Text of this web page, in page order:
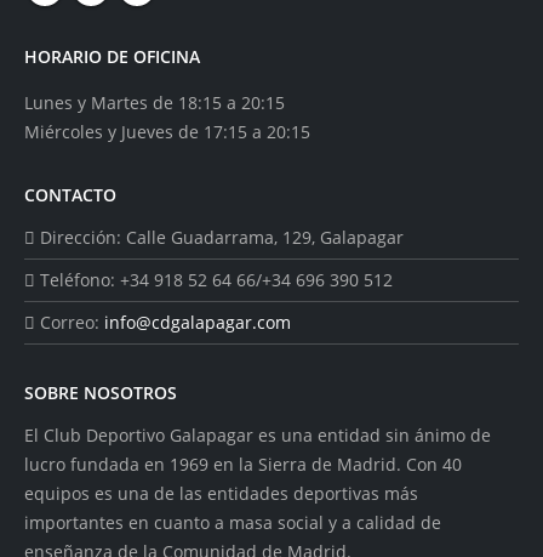
HORARIO DE OFICINA
Lunes y Martes de 18:15 a 20:15
Miércoles y Jueves de 17:15 a 20:15
CONTACTO
Dirección: Calle Guadarrama, 129, Galapagar
Teléfono: +34 918 52 64 66/+34 696 390 512
Correo: info@cdgalapagar.com
SOBRE NOSOTROS
El Club Deportivo Galapagar es una entidad sin ánimo de
lucro fundada en 1969 en la Sierra de Madrid. Con 40
equipos es una de las entidades deportivas más
importantes en cuanto a masa social y a calidad de
enseñanza de la Comunidad de Madrid.